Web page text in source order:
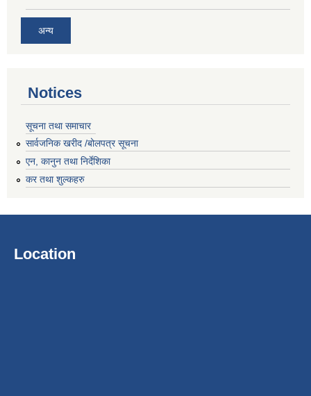
अन्य
Notices
सूचना तथा समाचार
सार्वजनिक खरीद /बोलपत्र सूचना
एन, कानुन तथा निर्देशिका
कर तथा शुल्कहरु
Location